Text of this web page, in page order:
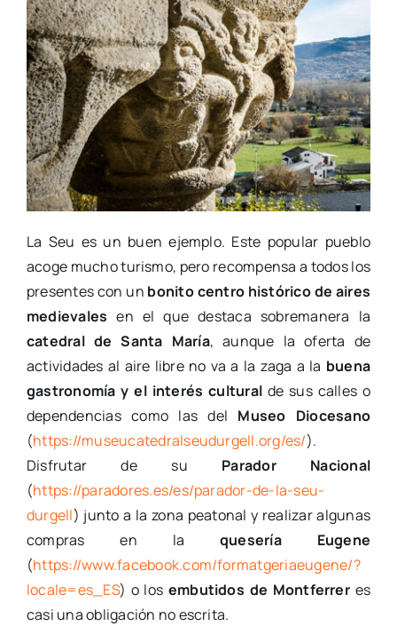
La Seu es un buen ejemplo. Este popular pueblo
acoge mucho turismo, pero recompensa a todos los
presentes con un bonito centro histórico de aires
medievales en el que destaca sobremanera la
catedral de Santa María, aunque la oferta de
actividades al aire libre no va a la zaga a la buena
gastronomía y el interés cultural de sus calles o
dependencias como las del Museo Diocesano
(https://museucatedralseudurgell.org/es/).
Disfrutar de su Parador Nacional
(https://paradores.es/es/parador-de-la-seu-
durgell) junto a la zona peatonal y realizar algunas
compras en la quesería Eugene
(https://www.facebook.com/formatgeriaeugene/?
locale=es_ES) o los embutidos de Montferreres
casi una obligación no escrita.